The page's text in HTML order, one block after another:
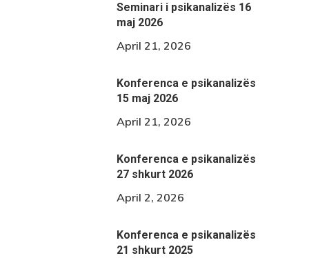
Seminari i psikanalizës 16
maj 2026
April 21, 2026
Konferenca e psikanalizës
15 maj 2026
April 21, 2026
Konferenca e psikanalizës
27 shkurt 2026
April 2, 2026
Konferenca e psikanalizës
21 shkurt 2025